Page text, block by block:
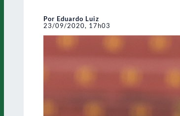
Por Eduardo Luiz
23/09/2020, 17h03